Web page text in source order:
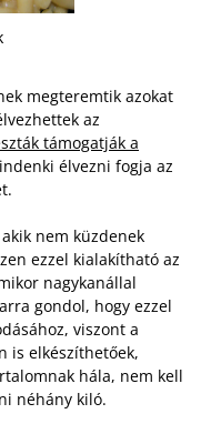
megteremtik azokat
az
támogatják a
élvezni fogja az
nem küzdenek
ezzel kialakítható az
nagykanállal
gondol, hogy ezzel
viszont a
is elkészíthetőek,
hála, nem kell
néhány kiló.